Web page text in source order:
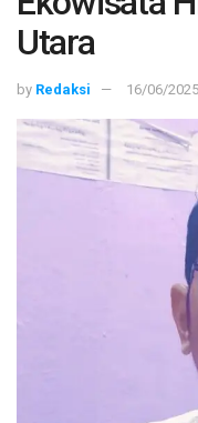
Utara
by Redaksi 16/06/2025